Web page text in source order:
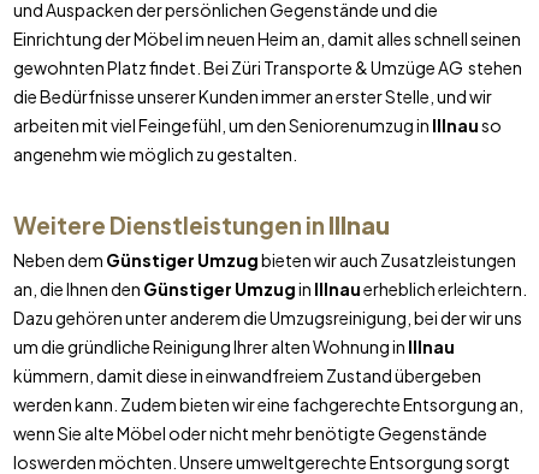
und Auspacken der persönlichen Gegenstände und die
Einrichtung der Möbel im neuen Heim an, damit alles schnell seinen
gewohnten Platz findet. Bei Züri Transporte & Umzüge AG stehen
die Bedürfnisse unserer Kunden immer an erster Stelle, und wir
arbeiten mit viel Feingefühl, um den Seniorenumzug in Illnauso
angenehm wie möglich zu gestalten.
Weitere Dienstleistungen in Illnau
Neben dem Günstiger Umzugbieten wir auch Zusatzleistungen
an, die Ihnen den Günstiger Umzugin Illnauerheblich erleichtern.
Dazu gehören unter anderem die Umzugsreinigung, bei der wir uns
um die gründliche Reinigung Ihrer alten Wohnung in Illnau
kümmern, damit diese in einwandfreiem Zustand übergeben
werden kann. Zudem bieten wir eine fachgerechte Entsorgung an,
wenn Sie alte Möbel oder nicht mehr benötigte Gegenstände
loswerden möchten. Unsere umweltgerechte Entsorgung sorgt